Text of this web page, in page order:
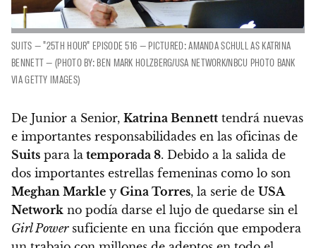
SUITS — "25TH HOUR" EPISODE 516 — PICTURED: AMANDA SCHULL AS KATRINA
BENNETT — (PHOTO BY: BEN MARK HOLZBERG/USA NETWORK/NBCU PHOTO BANK
VIA GETTY IMAGES)
De Junior a Senior, Katrina Bennett tendrá nuevas
e importantes responsabilidades en las oficinas de
Suits para la temporada 8. Debido a la salida de
dos importantes estrellas femeninas como lo son
Meghan Markle y Gina Torres, la serie de USA
Network no podía darse el lujo de quedarse sin el
Girl Powersuficiente en una ficción que empodera